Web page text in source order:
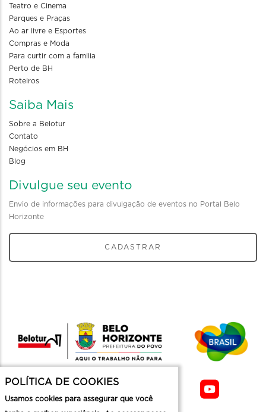
Teatro e Cinema
Parques e Praças
Ao ar livre e Esportes
Compras e Moda
Para curtir com a familia
Perto de BH
Roteiros
Saiba Mais
Sobre a Belotur
Contato
Negócios em BH
Blog
Divulgue seu evento
Envio de informações para divulgação de eventos no Portal Belo
Horizonte
CADASTRAR
POLÍTICA DE COOKIES
Usamos cookies para assegurar que você